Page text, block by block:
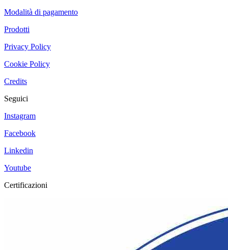
Modalità di pagamento
Prodotti
Privacy Policy
Cookie Policy
Credits
Seguici
Instagram
Facebook
Linkedin
Youtube
Certificazioni